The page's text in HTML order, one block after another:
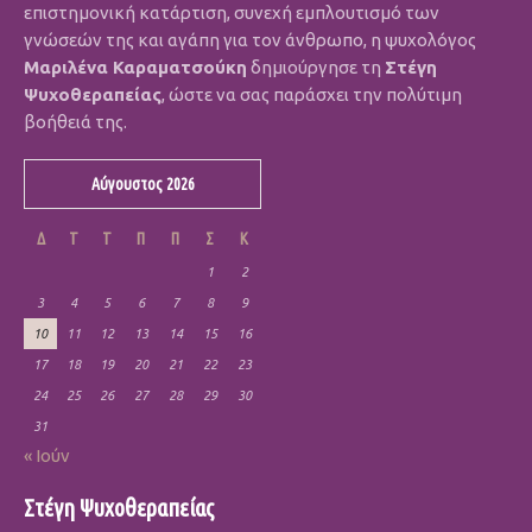
επιστημονική κατάρτιση, συνεχή εμπλουτισμό των
γνώσεών της και αγάπη για τον άνθρωπο, η ψυχολόγος
Μαριλένα Καραματσούκη δημιούργησε τη Στέγη
Ψυχοθεραπείας, ώστε να σας παράσχει την πολύτιμη
βοήθειά της.
Αύγουστος 2026
Δ Τ Τ Π Π Σ Κ
1 2
3 4 5 6 7 8 9
10 11 12 13 14 15 16
17 18 19 20 21 22 23
24 25 26 27 28 29 30
31
« Ιούν
Στέγη Ψυχοθεραπείας